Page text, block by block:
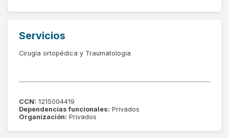
Servicios
Cirugía ortopédica y Traumatología
CCN: 1215004419
Dependencias funcionales: Privados
Organización: Privados